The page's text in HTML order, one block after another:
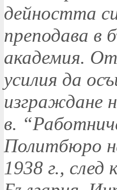
дейността
преподава в
академия. От
усилия да
изграждане
в.
Политбюро
1938 г., след